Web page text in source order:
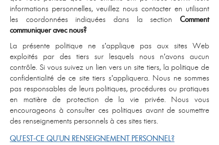
informations personnelles, veuillez nous contacter en utilisant
les coordonnées indiquées dans la section Comment
communiquer avec nous?
La présente politique ne s’applique pas aux sites Web
exploités par des tiers sur lesquels nous n’avons aucun
contrôle. Si vous suivez un lien vers un site tiers, la politique de
confidentialité de ce site tiers s’appliquera. Nous ne sommes
pas responsables de leurs politiques, procédures ou pratiques
en matière de protection de la vie privée. Nous vous
encourageons à consulter ces politiques avant de soumettre
des renseignements personnels à ces sites tiers.
QU’EST-CE QU’UN RENSEIGNEMENT PERSONNEL?